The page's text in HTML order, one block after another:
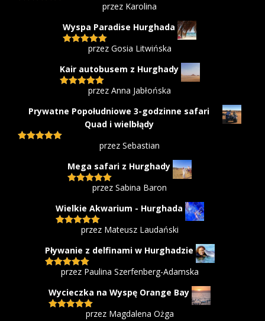
przez Karolina
Wyspa Paradise Hurghada
Oceniono5
przez Gosia Litwińska
Kair autobusem z Hurghady
Oceniono5
przez Anna Jabłońska
Prywatne Popołudniowe 3-godzinne safari
Quad i wielbłądy
przez Sebastian
Mega safari z Hurghady
Oceniono5
przez Sabina Baron
Wielkie Akwarium - Hurghada
Oceniono5
przez Mateusz Laudański
Pływanie z delfinami w Hurghadzie
Oceniono 5
przez Paulina Szerfenberg-Adamska
Wycieczka na Wyspę Orange Bay
5
przez Magdalena Ożga